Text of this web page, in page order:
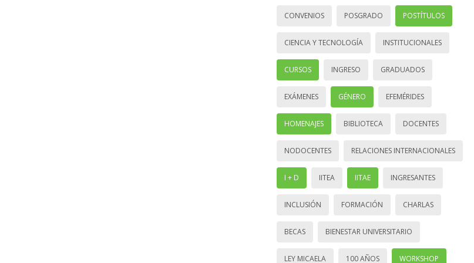
CONVENIOS POSGRADO POSTÍTULOS
CIENCIA Y TECNOLOGÍA INSTITUCIONALES
CURSOS INGRESO GRADUADOS
EXÁMENES GÉNERO EFEMÉRIDES
HOMENAJES BIBLIOTECA DOCENTES
NODOCENTES RELACIONES INTERNACIONALES
I + D IITEA IITAE INGRESANTES
INCLUSIÓN FORMACIÓN CHARLAS
BECAS BIENESTAR UNIVERSITARIO
LEY MICAELA 100 AÑOS WORKSHOP